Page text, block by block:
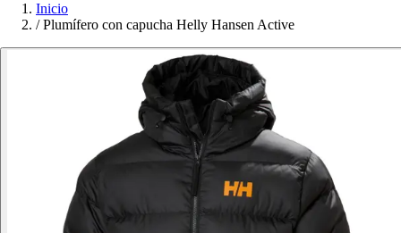
Inicio
/ Plumífero con capucha Helly Hansen Active